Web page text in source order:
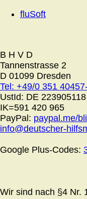
fluSoft
B H V D
Tannenstrasse 2
D 01099 Dresden
Tel: +49/0 351
UstId: DE 223905118
IK=591 420 965
PayPal: paypal.me/
info@deutscher-
Google Plus-Codes:
Wir sind nach §4 Nr.